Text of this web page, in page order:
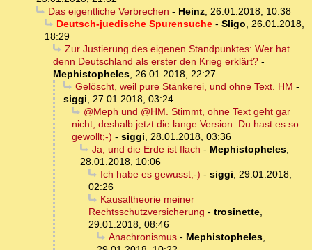
Das eigentliche Verbrechen - Heinz, 26.01.2018, 10:38
Deutsch-juedische Spurensuche- Sligo, 26.01.2018,
18:29
Zur Justierung des eigenen Standpunktes: Wer hat
denn Deutschland als erster den Krieg erklärt? -
Mephistopheles, 26.01.2018, 22:27
Gelöscht, weil pure Stänkerei, und ohne Text. HM -
siggi, 27.01.2018, 03:24
@Meph und @HM. Stimmt, ohne Text geht gar
nicht, deshalb jetzt die lange Version. Du hast es so
gewollt;-) - siggi, 28.01.2018, 03:36
Ja, und die Erde ist flach - Mephistopheles,
28.01.2018, 10:06
Ich habe es gewusst;-) - siggi, 29.01.2018,
02:26
Kausaltheorie meiner
Rechtsschutzversicherung - trosinette,
29.01.2018, 08:46
Anachronismus- Mephistopheles,